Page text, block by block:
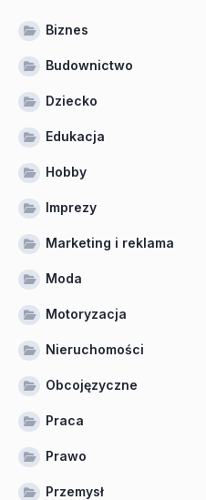
Biznes
Budownictwo
Dziecko
Edukacja
Hobby
Imprezy
Marketing i reklama
Moda
Motoryzacja
Nieruchomości
Obcojęzyczne
Praca
Prawo
Przemysł